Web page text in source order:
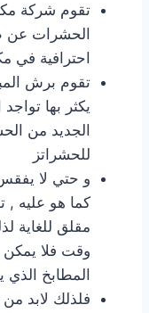
تقوم شركة
الحشرات عن
احترافية في
تقوم برش
يكثر بها
الجديد من
للحشراتز
و حتي لا
كما هو عليه ,
مقلق للغاية
وقت فلا
المطابخ
فلذلك لابد